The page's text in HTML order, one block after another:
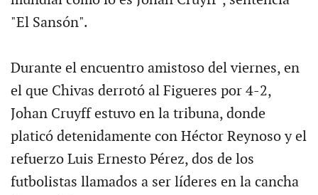
"El Sansón".
Durante el encuentro amistoso del viernes, en
el que Chivas derrotó al Figueres por 4-2,
Johan Cruyff estuvo en la tribuna, donde
platicó detenidamente con Héctor Reynoso y el
refuerzo Luis Ernesto Pérez, dos de los
futbolistas llamados a ser líderes en la cancha